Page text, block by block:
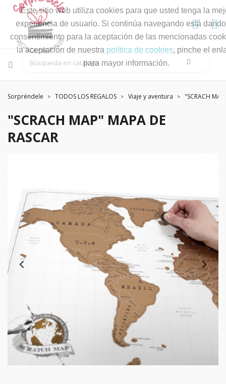
Este sitio web utiliza cookies para que usted tenga la
experiencia de usuario. Si continúa navegando está
consentimiento para la aceptación de las mencionadas
la aceptación de nuestra política de cookies, pinche el
para mayor información.
Sorpréndele TODOS LOS REGALOS Viaje y aventura "SCRACH
"SCRACH MAP" MAPA DE
RASCAR